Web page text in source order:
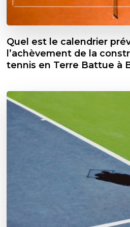
Quel est le calendrier
l’achèvement de la
tennis en Terre Battue à